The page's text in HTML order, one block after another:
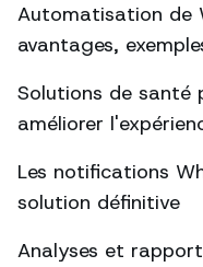
Automatisation de
avantages,
Solutions de santé
améliorer
Les notifications
solution définitive
Analyses et